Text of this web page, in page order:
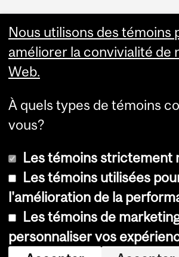
© Université McGill, 2026
Accessibilité
Avis sur les témoins
Nous utilisons des témoins
améliorer la convivialité de
Web.
À quels types de témoins
vous?
Les témoins strictement
Les témoins utilisées
l'amélioration de la
Les témoins de
personnaliser vos